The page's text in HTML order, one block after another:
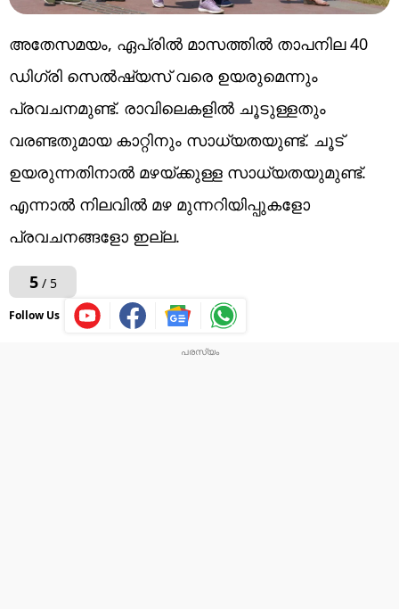
അതേസമയം, ഏപ്രില്‍ മാസത്തില്‍ താപനില 40
ഡിഗ്രി സെല്‍ഷ്യസ് വരെ ഉയരുമെന്നും
പ്രവചനമുണ്ട്. രാവിലെകളില്‍ ചൂടുള്ളതും
വരണ്ടതുമായ കാറ്റിനും സാധ്യതയുണ്ട്. ചൂട്
ഉയരുന്നതിനാല്‍ മഴയ്ക്കുള്ള സാധ്യതയുമുണ്ട്.
എന്നാല്‍ നിലവില്‍ മഴ മുന്നറിയിപ്പുകളോ
പ്രവചനങ്ങളോ ഇല്ല.
5/ 5
Follow Us